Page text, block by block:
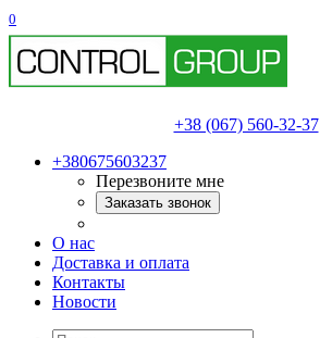
0
+38 (067) 560-32-37
+380675603237
Перезвоните мне
Заказать звонок
О нас
Доставка и оплата
Контакты
Новости